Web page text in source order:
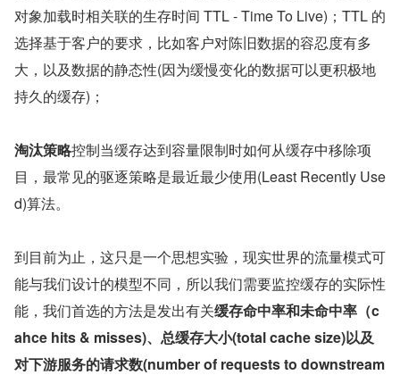
对象加载时相关联的生存时间 TTL - Time To Live)；TTL 的
选择基于客户的要求，比如客户对陈旧数据的容忍度有多
大，以及数据的静态性(因为缓慢变化的数据可以更积极地
持久的缓存)；
淘汰策略控制当缓存达到容量限制时如何从缓存中移除项
目，最常见的驱逐策略是最近最少使用(Least Recently Use
d)算法。
到目前为止，这只是一个思想实验，现实世界的流量模式可
能与我们设计的模型不同，所以我们需要监控缓存的实际性
能，我们首选的方法是发出有关缓存命中率和未命中率（c
ahce hits & misses)、总缓存大小(total cache size)以及
对下游服务的请求数(number of requests to downstream